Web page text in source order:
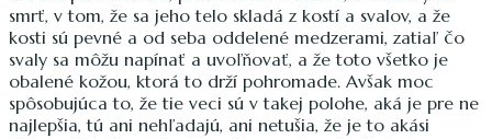
smrť, v tom, že sa jeho telo skladá z kostí a svalov, a že
kosti sú pevné a od seba oddelené medzerami, zatiaľ čo
svaly sa môžu napínať a uvoľňovať, a že toto všetko je
obalené kožou, ktorá to drží pohromade. Avšak moc
spôsobujúca to, že tie veci sú v takej polohe, aká je pre ne
najlepšia, tú ani nehľadajú, ani netušia, že je to akási